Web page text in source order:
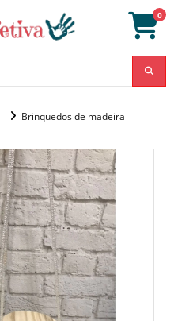
0
Brinquedos de madeira